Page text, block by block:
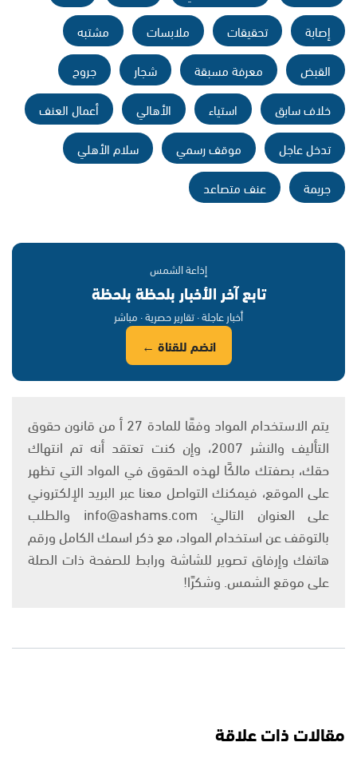
إصابة
تحقيقات ملابسات
مشتبه
القبض
معرفة مسبقة شجار
جروح
خلاف سابق
استياء الأهالي
أعمال العنف
تدخل عاجل
موقف رسمي
سلام الأهلي
جريمة
عنف متصاعد
إذاعة الشمس
تابع آخر الأخبار بلحظة بلحظة
أخبار عاجلة · تقارير حصرية · مباشر
انضم للقناة ←
يتم الاستخدام المواد وفقًا للمادة 27 أ من قانون حقوق
التأليف والنشر 2007، وإن كنت تعتقد أنه تم انتهاك
حقك، بصفتك مالكًا لهذه الحقوق في المواد التي تظهر
على الموقع، فيمكنك التواصل معنا عبر البريد الإلكتروني
على العنوان التالي: info@ashams.com والطلب
بالتوقف عن استخدام المواد، مع ذكر اسمك الكامل ورقم
هاتفك وإرفاق تصوير للشاشة ورابط للصفحة ذات الصلة
على موقع الشمس. وشكرًا!
مقالات ذات علاقة